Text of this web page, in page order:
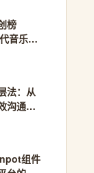
榜
音乐创
法：从
沟通与
组件